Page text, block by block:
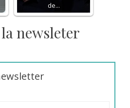
de…
newsleter